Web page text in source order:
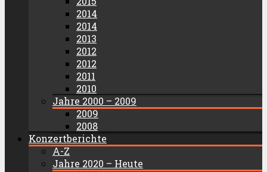
2014
2014
2013
2012
2012
2011
2010
Jahre 2000 – 2009
2009
2008
Konzertberichte
A-Z
Jahre 2020 – Heute